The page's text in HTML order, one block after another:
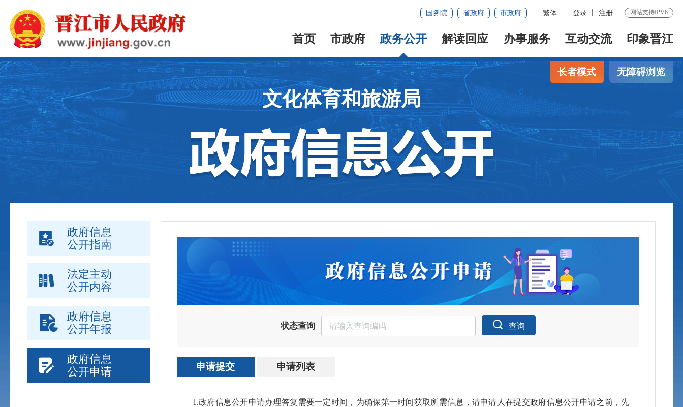
国务院 省政府 市政府 繁体 登录 注册 网站支持IPV6
首页 市政府 政务公开 解读回应 办事服务 互动交流 印象晋江
长者模式 无障碍浏览
文化体育和旅游局
政府信息
公开指南
法定主动
公开内容
政府信息
公开年报
政府信息
公开申请
状态查询 查询
申请提交 申请列表
1.政府信息公开申请办理答复需要一定时间，为确保第一时间获取所需信息，请申请人在提交政府信息公开申请之前，先